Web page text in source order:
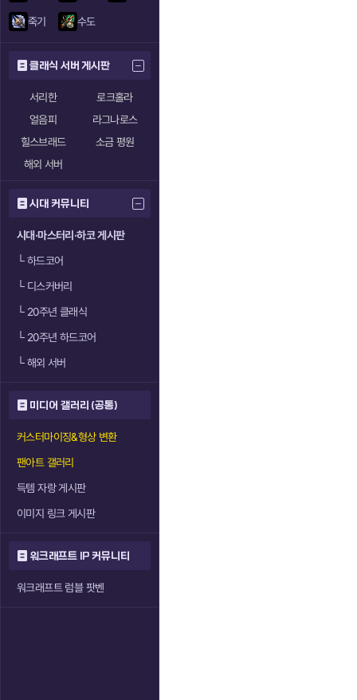
죽기 수도
클래식 서버 게시판
서리한
로크홀라
얼음피
라그나로스
힐스브래드
소금 평원
해외 서버
시대 커뮤니티
시대·마스터리·하코 게시판
└하드코어
└디스커버리
└20주년 클래식
└20주년 하드코어
└해외 서버
미디어 갤러리 (공통)
커스터마이징&형상 변환
팬아트 갤러리
득템 자랑 게시판
이미지 링크 게시판
워크래프트 IP 커뮤니티
워크래프트 럼블 팟벤